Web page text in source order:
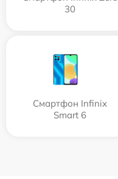
30
Смартфон Infinix
Smart 6